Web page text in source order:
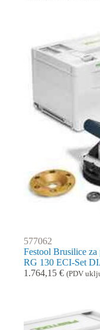
577062
Festool Brusilice
RG 130 ECI-Set
1.764,15 € (PDV